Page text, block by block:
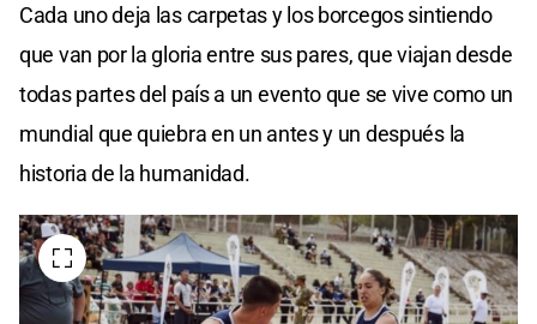
Cada uno deja las carpetas y los borcegos sintiendo
que van por la gloria entre sus pares, que viajan desde
todas partes del país a un evento que se vive como un
mundial que quiebra en un antes y un después la
historia de la humanidad.